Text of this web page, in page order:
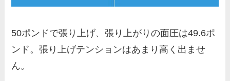
50ポンドで張り上げ、張り上がりの面圧は49.6ポ
ンド。張り上げテンションはあまり高く出ませ
ん。